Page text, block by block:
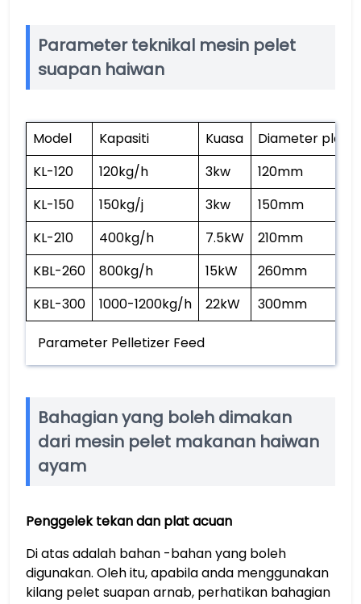
Parameter teknikal mesin pelet
suapan haiwan
Model Kapasiti Kuasa
Diameter plat
KL-120
120kg/h 3kw
120mm
KL-150
150kg/j 3kw
150mm
KL-210
400kg/h 7.5kW
210mm
KBL-260
800kg/h 15kW
260mm
KBL-300
1000-1200kg/h 22kW 300mm
Parameter Pelletizer Feed
Bahagian yang boleh dimakan
dari mesin pelet makanan haiwan
ayam
Penggelek tekan dan plat acuan
Di atas adalah bahan -bahan yang boleh
digunakan. Oleh itu, apabila anda menggunakan
kilang pelet suapan arnab, perhatikan bahagian